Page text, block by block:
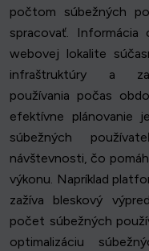
počtom súbežných
spracovať.
webovej lokalite
infraštruktúry a
používania počas
efektívne plánovanie
súbežných
návštevnosti, čo
výkonu. Napríklad
zažíva bleskový
počet súbežných
optimalizáciu